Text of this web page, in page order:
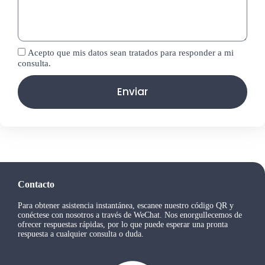
Acepto que mis datos sean tratados para responder a mi
consulta.
Enviar
Contacto
Para obtener asistencia instantánea, escanee nuestro código QR y
conéctese con nosotros a través de WeChat. Nos enorgullecemos de
ofrecer respuestas rápidas, por lo que puede esperar una pronta
respuesta a cualquier consulta o duda.